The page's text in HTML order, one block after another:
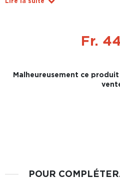
Fr.
Malheureusement ce
POUR